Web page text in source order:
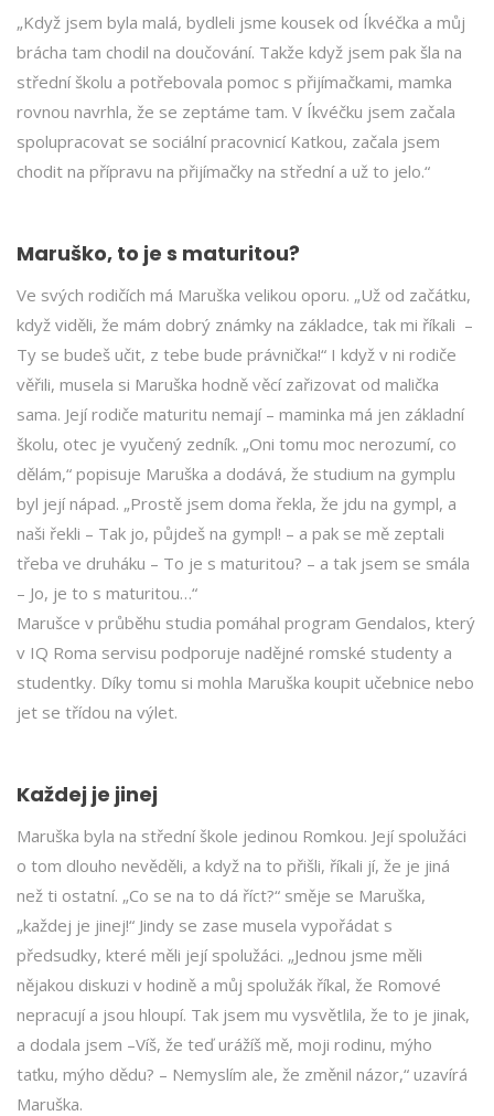
„Když jsem byla malá, bydleli jsme kousek od Íkvéčka a můj
brácha tam chodil na doučování. Takže když jsem pak šla na
střední školu a potřebovala pomoc s přijímačkami, mamka
rovnou navrhla, že se zeptáme tam. V Íkvéčku jsem začala
spolupracovat se sociální pracovnicí Katkou, začala jsem
chodit na přípravu na přijímačky na střední a už to jelo.“
Maruško, to je s maturitou?
Ve svých rodičích má Maruška velikou oporu. „Už od začátku,
když viděli, že mám dobrý známky na základce, tak mi říkali –
Ty se budeš učit, z tebe bude právnička!“ I když v ni rodiče
věřili, musela si Maruška hodně věcí zařizovat od malička
sama. Její rodiče maturitu nemají – maminka má jen základní
školu, otec je vyučený zedník. „Oni tomu moc nerozumí, co
dělám,“ popisuje Maruška a dodává, že studium na gymplu
byl její nápad. „Prostě jsem doma řekla, že jdu na gympl, a
naši řekli – Tak jo, půjdeš na gympl! – a pak se mě zeptali
třeba ve druháku – To je s maturitou? – a tak jsem se smála
– Jo, je to s maturitou…“
Marušce v průběhu studia pomáhal program Gendalos, který
v IQ Roma servisu podporuje nadějné romské studenty a
studentky. Díky tomu si mohla Maruška koupit učebnice nebo
jet se třídou na výlet.
Každej je jinej
Maruška byla na střední škole jedinou Romkou. Její spolužáci
o tom dlouho nevěděli, a když na to přišli, říkali jí, že je jiná
než ti ostatní. „Co se na to dá říct?“ směje se Maruška,
„každej je jinej!“ Jindy se zase musela vypořádat s
předsudky, které měli její spolužáci. „Jednou jsme měli
nějakou diskuzi v hodině a můj spolužák říkal, že Romové
nepracují a jsou hloupí. Tak jsem mu vysvětlila, že to je jinak,
a dodala jsem –Víš, že teď urážíš mě, moji rodinu, mýho
taťku, mýho dědu? – Nemyslím ale, že změnil názor,“ uzavírá
Maruška.